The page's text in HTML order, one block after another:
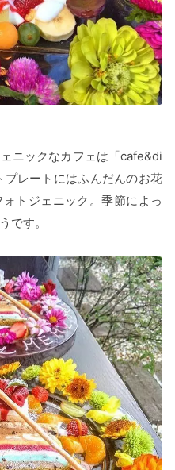
ニックなカフェは「cafe&di
レートにはふんだんのお花
トジェニック。季節によっ
です。